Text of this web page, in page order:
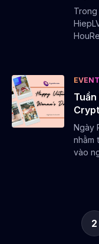
A motivated
he’s
bitcastle
trading clients
employs his
tracking at CPL,
progress
development
Trong
dàng
cách
ở CPL.
Ngày
nhằm
vào
có
2